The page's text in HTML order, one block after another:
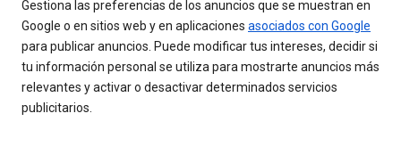
Gestiona las preferencias de los anuncios que se muestran en
Google o en sitios web y en aplicaciones asociados con Google
para publicar anuncios. Puede modificar tus intereses, decidir si
tu información personal se utiliza para mostrarte anuncios más
relevantes y activar o desactivar determinados servicios
publicitarios.